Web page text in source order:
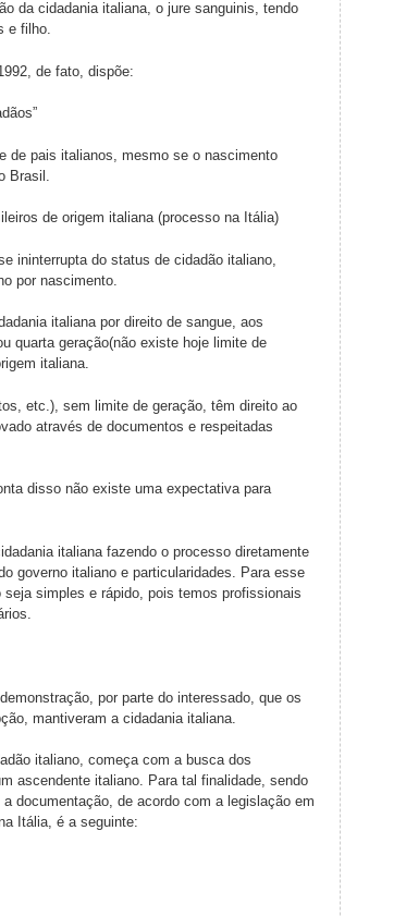
da cidadania italiana, o jure sanguinis, tendo
e filho.
de fato, dispõe:
de pais italianos, mesmo se o nascimento
Brasil.
de origem italiana (processo na Itália)
ininterrupta do status de cidadão italiano,
por nascimento.
italiana por direito de sangue, aos
quarta geração(não existe hoje limite de
italiana.
etc.), sem limite de geração, têm direito ao
através de documentos e respeitadas
disso não existe uma expectativa para
italiana fazendo o processo diretamente
governo italiano e particularidades. Para esse
simples e rápido, pois temos profissionais
por parte do interessado, que os
mantiveram a cidadania italiana.
italiano, começa com a busca dos
ascendente italiano. Para tal finalidade, sendo
documentação, de acordo com a legislação em
Itália, é a seguinte: